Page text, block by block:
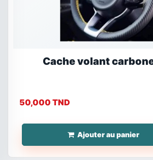
Cache volant
50,000 TND
Ajouter au panier